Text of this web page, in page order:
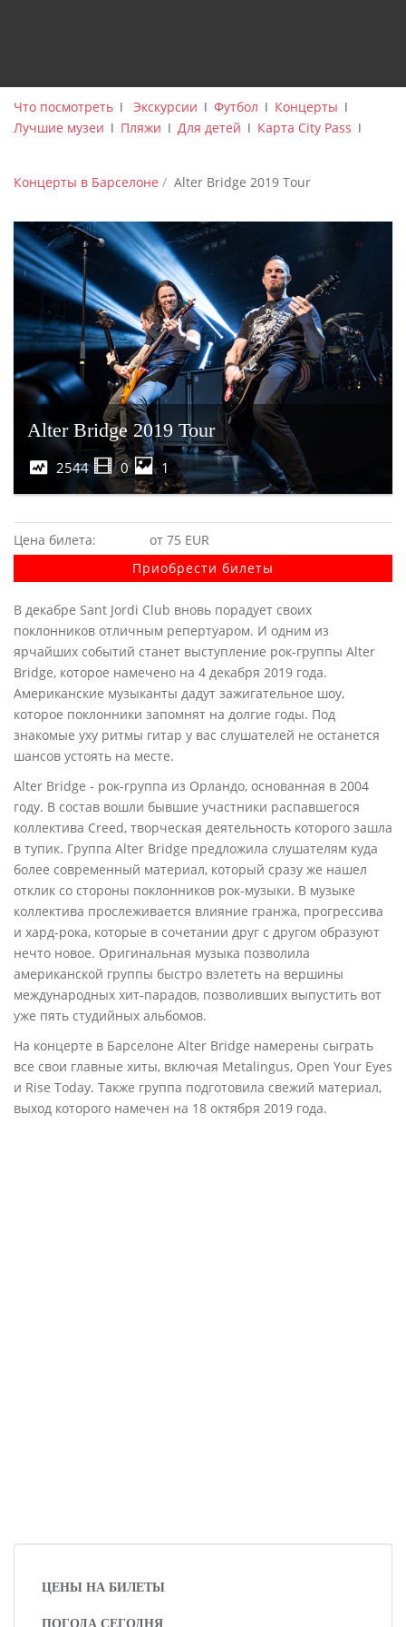
Что посмотреть ǀ Экскурсии ǀ Футбол ǀ Концерты ǀ
Лучшие музеи ǀ Пляжи ǀ Для детей ǀ Карта City Pass ǀ
Концерты в Барселоне Alter Bridge 2019 Tour
Alter Bridge 2019 Tour
2544 0 1
Цена билета:
от 75 EUR
Приобрести билеты
В декабре Sant Jordi Club вновь порадует своих
поклонников отличным репертуаром. И одним из
ярчайших событий станет выступление рок-группы Alter
Bridge, которое намечено на 4 декабря 2019 года.
Американские музыканты дадут зажигательное шоу,
которое поклонники запомнят на долгие годы. Под
знакомые уху ритмы гитар у вас слушателей не останется
шансов устоять на месте.
Alter Bridge - рок-группа из Орландо, основанная в 2004
году. В состав вошли бывшие участники распавшегося
коллектива Creed, творческая деятельность которого зашла
в тупик. Группа Alter Bridge предложила слушателям куда
более современный материал, который сразу же нашел
отклик со стороны поклонников рок-музыки. В музыке
коллектива прослеживается влияние гранжа, прогрессива
и хард-рока, которые в сочетании друг с другом образуют
нечто новое. Оригинальная музыка позволила
американской группы быстро взлететь на вершины
международных хит-парадов, позволивших выпустить вот
уже пять студийных альбомов.
На концерте в Барселоне Alter Bridge намерены сыграть
все свои главные хиты, включая Metalingus, Open Your Eyes
и Rise Today. Также группа подготовила свежий материал,
выход которого намечен на 18 октября 2019 года.
ЦЕНЫ НА БИЛЕТЫ
ПОГОДА СЕГОДНЯ